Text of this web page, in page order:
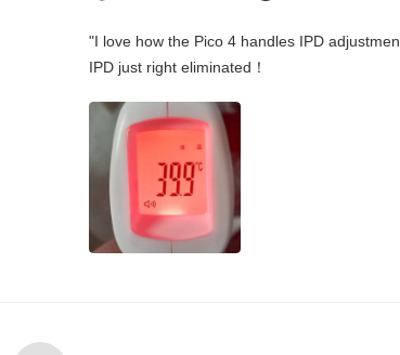
"I love how the Pico 4 handles IPD
IPD just right eliminated！